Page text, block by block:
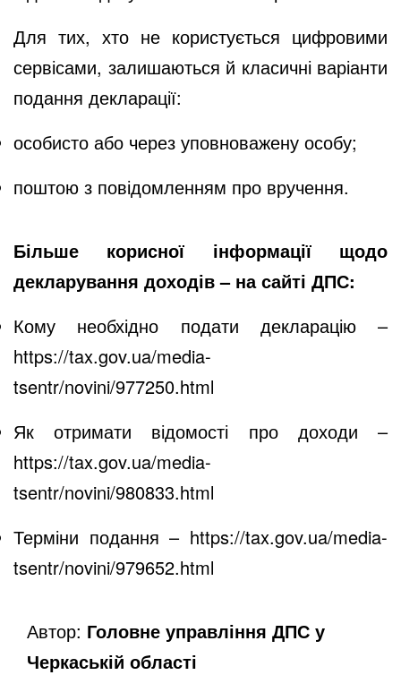
Для тих, хто не користується цифровими
сервісами, залишаються й класичні варіанти
подання декларації:
особисто або через уповноважену особу;
поштою з повідомленням про вручення.
Більше корисної інформації щодо
декларування доходів – на сайті ДПС:
Кому необхідно подати декларацію –
https://tax.gov.ua/media-
tsentr/novini/977250.html
Як отримати відомості про доходи –
https://tax.gov.ua/media-
tsentr/novini/980833.html
Терміни подання – https://tax.gov.ua/media-
tsentr/novini/979652.html
Автор: Головне управління ДПС у
Черкаській області